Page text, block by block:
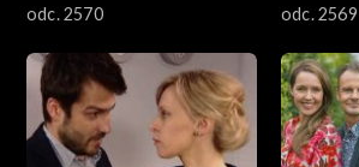
odc. 2570
odc. 2569